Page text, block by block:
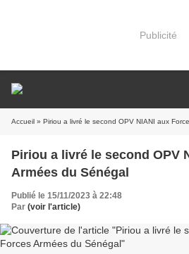
Publicité
Accueil » Piriou a livré le second OPV NIANI aux
Piriou a livré le second OPV
Armées du Sénégal
Publié le 15/11/2023 à 22:48
Par (voir l'article)